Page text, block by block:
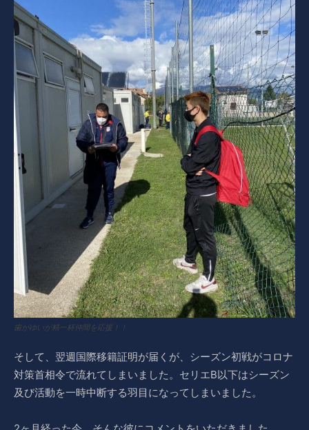
歯がゆいが精一杯仲間を応援！！
そして、翌週国際移籍証明が届くが、シーズン初戦がコロナ
対策首相令で流れてしまいました。セリエB以下はシーズン
及び活動を一時中断する羽目になってしまいました。